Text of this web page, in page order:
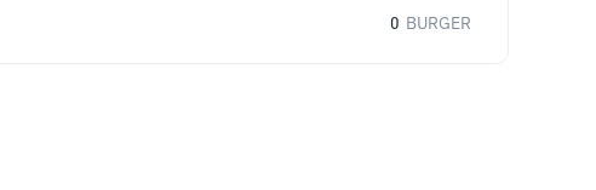
0 BURGER